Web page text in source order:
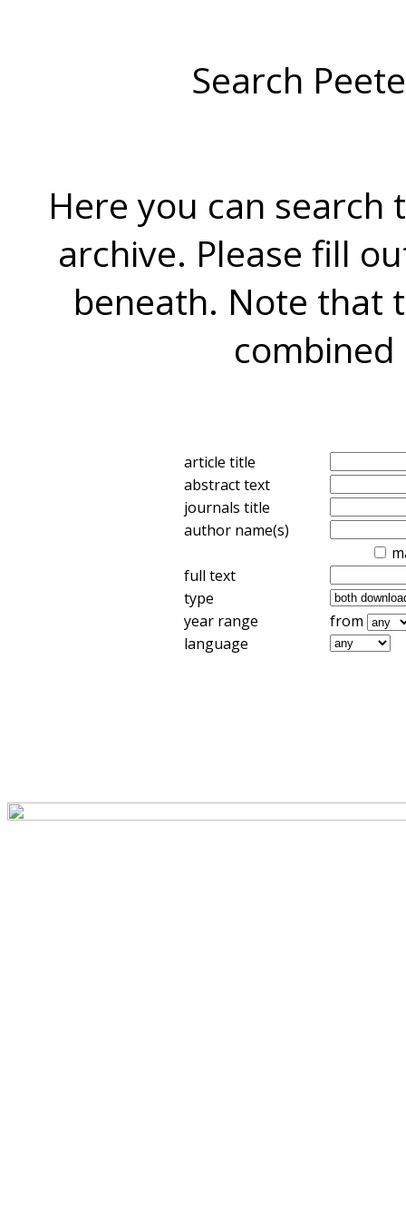
Search
Here you can search
archive. Please fill
beneath. Note that
combined
article title
abstract text
journals title
author name(s)
full text
type
year range
from
language